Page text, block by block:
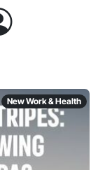
New Work & Health